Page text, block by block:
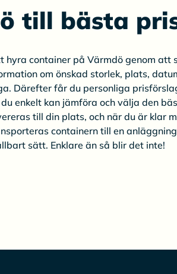
till bästa
hyra container på Värmdö genom att
om önskad storlek, plats,
Därefter får du personliga
enkelt kan jämföra och välja den
till din plats, och när du är klar
containern till en
sätt. Enklare än så blir det inte!